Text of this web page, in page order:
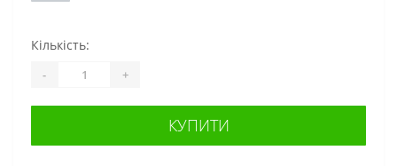
Кількість:
- +
КУПИТИ